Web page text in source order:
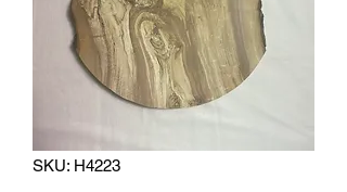
SKU: H4223